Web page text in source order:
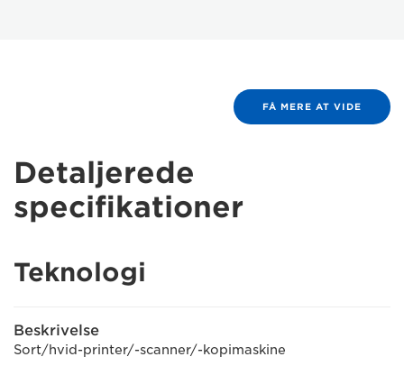
FÅ MERE AT VIDE
Detaljerede
specifikationer
Teknologi
Beskrivelse
Sort/hvid-printer/-scanner/-kopimaskine